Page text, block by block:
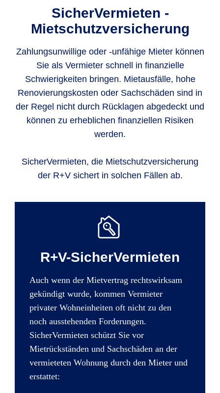
SicherVermieten -
Mietschutzversicherung
Zahlungsunwillige oder -unfähige Mieter können
Sie als Vermieter schnell in finanzielle
Schwierigkeiten bringen. Mietausfälle, hohe
Renovierungskosten oder Sachschäden sind in
der Regel nicht durch Rücklagen abgedeckt und
können zu erheblichen finanziellen Risiken
werden.
SicherVermieten, die Mietschutzversicherung
der R+V sichert in solchen Fällen ab.
R+V-SicherVermieten
Auch wenn der Mietvertrag rechtswirksam
gekündigt wurde, kommen Vermieter
privater Wohneinheiten oft nicht zu den
noch ausstehenden Forderungen.
SicherVermieten schützt Sie vor
Mietrückständen und Sachschäden an der
vermieteten Wohnung durch den Mieter und
erstattet: